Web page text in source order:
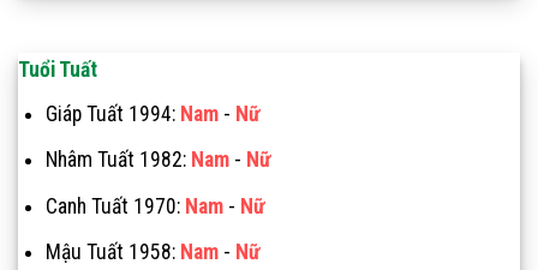
Tuổi Tuất
Giáp Tuất 1994: Nam- Nữ
Nhâm Tuất 1982: Nam- Nữ
Canh Tuất 1970: Nam- Nữ
Mậu Tuất 1958: Nam- Nữ